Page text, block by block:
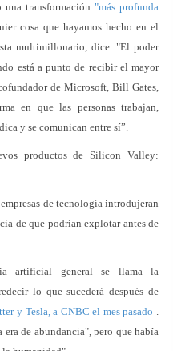
transformación "más profunda
cosa que hayamos hecho en el
multimillonario, dice: "El poder
está a punto de recibir el mayor
de Microsoft, Bill Gates,
en que las personas trabajan,
y se comunican entre sí”.
productos de Silicon Valley:
de tecnología introdujeran
de que podrían explotar antes de
artificial general se llama la
lo que sucederá después de
y Tesla, a CNBC el mes pasado .
de abundancia", pero que había